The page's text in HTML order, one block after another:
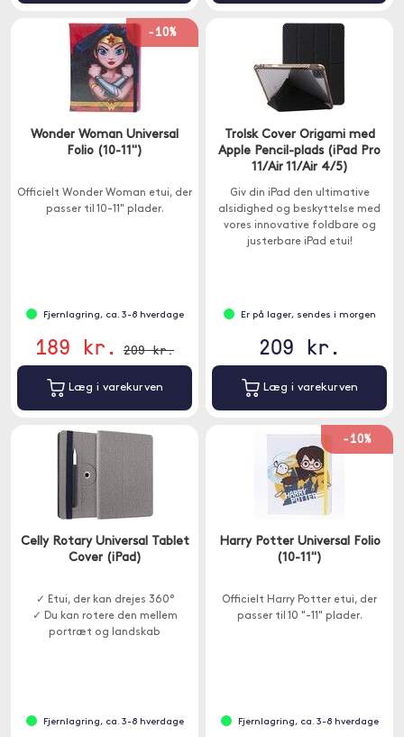
-10%
Wonder Woman Universal
Folio (10-11")
Officielt Wonder Woman etui, der
passer til 10-11" plader.
Fjernlagring, ca. 3-8 hverdage
189 kr. 209 kr.
Læg i varekurven
Trolsk Cover Origami med
Apple Pencil-plads (iPad Pro
11/Air 11/Air 4/5)
Giv din iPad den ultimative
alsidighed og beskyttelse med
vores innovative foldbare og
justerbare iPad etui!
Er på lager, sendes i morgen
209 kr.
Læg i varekurven
Celly Rotary Universal Tablet
Cover (iPad)
✓ Etui, der kan drejes 360°
✓ Du kan rotere den mellem
portræt og landskab
Fjernlagring, ca. 3-8 hverdage
-10%
Harry Potter Universal Folio
(10-11")
Officielt Harry Potter etui, der
passer til 10 "-11" plader.
Fjernlagring, ca. 3-8 hverdage